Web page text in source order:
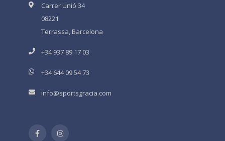
Carrer Unió 34
08221
Terrassa, Barcelona
+34 937 89 17 03
+34 644 09 54 73
info@sportsgracia.com